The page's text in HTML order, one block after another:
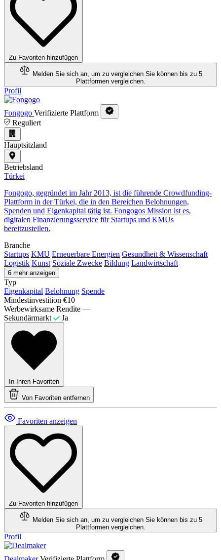
Zu Favoriten hinzufügen
Melden Sie sich an, um zu vergleichen Sie können bis zu 5
Plattformen vergleichen.
Profil
Fongogo Verifizierte Plattform
Reguliert
Hauptsitzland
Betriebsland
Türkei
Fongogo, gegründet im Jahr 2013, ist die führende Crowdfunding-
Plattform in der Türkei, die in den Bereichen Belohnungen,
Spenden und Eigenkapital tätig ist. Fongogos Mission ist es,
digitalen Finanzierungsservice für Startups und KMUs
bereitzustellen.
Branche
Startups KMU Erneuerbare Energien Gesundheit & Wissenschaft
Logistik Kunst Soziale Zwecke Bildung Landwirtschaft
6 mehr anzeigen
Typ
Eigenkapital Belohnung Spende
Mindestinvestition €10
Werbewirksame Rendite —
Sekundärmarkt
Ja
In Ihren Favoriten
Von Favoriten entfernen
Favoriten anzeigen
Zu Favoriten hinzufügen
Melden Sie sich an, um zu vergleichen Sie können bis zu 5
Plattformen vergleichen.
Profil